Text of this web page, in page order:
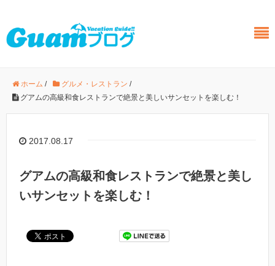
ホーム / グルメ・レストラン /
グアムの高級和食レストランで絶景と美しいサンセットを楽しむ！
2017.08.17
グアムの高級和食レストランで絶景と美し
いサンセットを楽しむ！